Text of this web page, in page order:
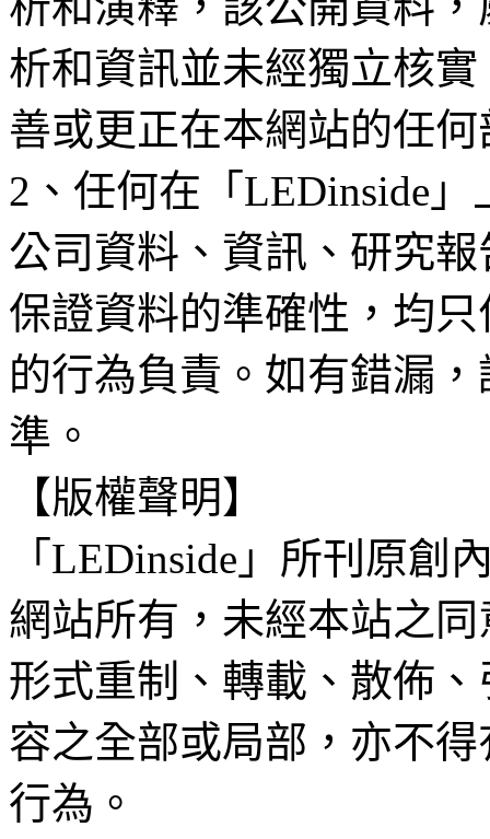
析和資訊並未經獨立核
善或更正在本網站的任
2、任何在「LEDinside
公司資料、資訊、研究
保證資料的準確性，均
的行為負責。如有錯漏
準。
【版權聲明】
「LEDinside」所刊原創
網站所有，未經本站之
形式重制、轉載、散佈
容之全部或局部，亦不
行為。